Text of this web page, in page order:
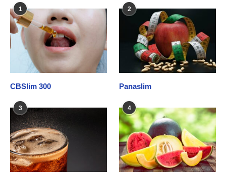
1
CBSlim 300
2
Panaslim
3 4